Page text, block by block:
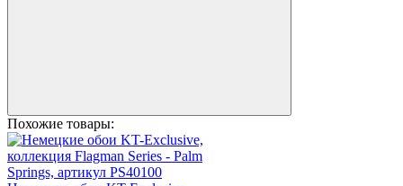
Похожие товары: